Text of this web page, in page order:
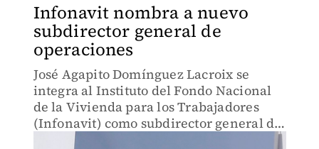
Infonavit nombra a nuevo
subdirector general de
operaciones
José Agapito Domínguez Lacroix se
integra al Instituto del Fondo Nacional
de la Vivienda para los Trabajadores
(Infonavit) como subdirector general de
Operaciones.